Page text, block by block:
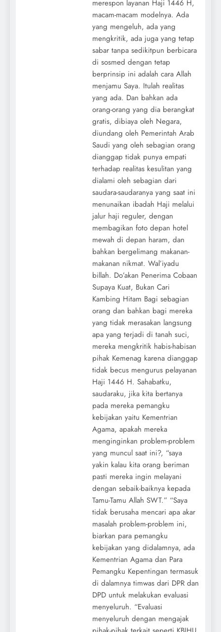
merespon layanan Haji 1446 H,
macam-macam modelnya. Ada
yang mengeluh, ada yang
mengkritik, ada juga yang tetap
sabar tanpa sedikitpun berbicara
di sosmed dengan tetap
berprinsip ini adalah cara Allah
menjamu Saya. Itulah realitas
yang ada. Dan bahkan ada
orang-orang yang dia berangkat
gratis, dibiaya oleh Negara,
diundang oleh Pemerintah Arab
Saudi yang oleh sebagian orang
dianggap tidak punya empati
terhadap realitas kesulitan yang
dialami oleh sebagian dari
saudara-saudaranya yang saat ini
menunaikan ibadah Haji melalui
jalur haji reguler, dengan
membagikan foto depan hotel
mewah di depan haram, dan
bahkan bergelimang makanan-
makanan nikmat. Wal’iyadu
billah. Do’akan Penerima Cobaan
Supaya Kuat, Bukan Cari
Kambing Hitam Bagi sebagian
orang dan bahkan bagi mereka
yang tidak merasakan langsung
apa yang terjadi di tanah suci,
mereka mengkritik habis-habisan
pihak Kemenag karena dianggap
tidak becus mengurus pelayanan
Haji 1446 H. Sahabatku,
saudaraku, jika kita bertanya
pada mereka pemangku
kebijakan yaitu Kementrian
Agama, apakah mereka
menginginkan problem-problem
yang muncul saat ini?, “saya
yakin kalau kita orang beriman
pasti mereka ingin melayani
dengan sebaik-baiknya kepada
Tamu-Tamu Allah SWT.” “Saya
tidak berusaha mencari apa akar
masalah problem-problem ini,
biarkan para pemangku
kebijakan yang didalamnya, ada
Kementrian Agama dan Para
Pemangku Kepentingan termasuk
di dalamnya timwas dari DPR dan
DPD untuk melakukan evaluasi
menyeluruh. “Evaluasi
menyeluruh dengan mengajak